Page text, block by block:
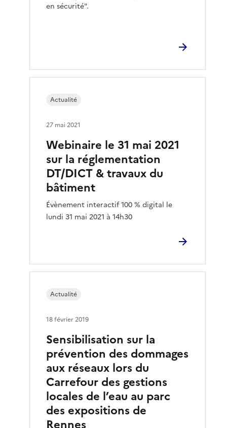
en sécurité".
Webinaire le 31 mai 2021
sur la réglementation
DT/DICT & travaux du
bâtiment
Évènement interactif 100 % digital le
lundi 31 mai 2021 à 14h30
Actualité
27 mai 2021
Sensibilisation sur la
prévention des dommages
aux réseaux lors du
Carrefour des gestions
locales de l’eau au parc
des expositions de
Rennes
Actualité
18 février 2019